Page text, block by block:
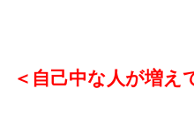
＜自己中な人が増え